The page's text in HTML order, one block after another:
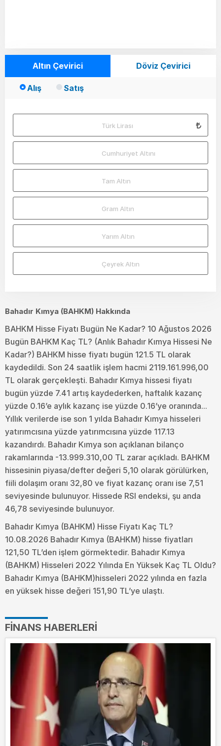
Altın Çevirici Döviz Çevirici
Alış Satış
Türk Lirası
Cumhuriyet Altını
Tam Altın
Gram Altın
Yarım Altın
Çeyrek Altın
Bahadır Kımya (BAHKM) Hakkında
BAHKM Hisse Fiyatı Bugün Ne Kadar? 10 Ağustos 2026
Bugün BAHKM Kaç TL? (Anlık Bahadır Kımya Hissesi Ne
Kadar?) BAHKM hisse fiyatı bugün 121.5 TL olarak
kaydedildi. Son 24 saatlik işlem hacmi 2119.161.996,00
TL olarak gerçekleşti. Bahadır Kımya hissesi fiyatı
bugün yüzde 7.41 artış kaydederken, haftalık kazanç
yüzde 0.16’e aylık kazanç ise yüzde 0.16’ye oranında...
Yıllık verilerde ise son 1 yılda Bahadır Kımya hisseleri
yatırımcısına yüzde yatırımcısına yüzde 117.13
kazandırdı. Bahadır Kımya son açıklanan bilanço
rakamlarında -13.999.310,00 TL zarar açıkladı. BAHKM
hissesinin piyasa/defter değeri 5,10 olarak görülürken,
fiili dolaşım oranı 32,80 ve fiyat kazanç oranı ise 7,51
seviyesinde bulunuyor. Hissede RSI endeksi, şu anda
46,78 seviyesinde bulunuyor.
Bahadır Kımya (BAHKM) Hisse Fiyatı Kaç TL?
10.08.2026 Bahadır Kımya (BAHKM) hisse fiyatları
121,50 TL’den işlem görmektedir. Bahadır Kımya
(BAHKM) Hisseleri 2022 Yılında En Yüksek Kaç TL Oldu?
Bahadır Kımya (BAHKM)hisseleri 2022 yılında en fazla
en yüksek hisse değeri 151,90 TL’ye ulaştı.
FINANS HABERLERI